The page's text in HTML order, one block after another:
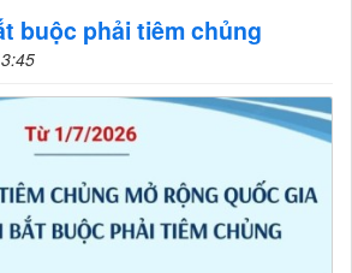
buộc phải tiêm chủng